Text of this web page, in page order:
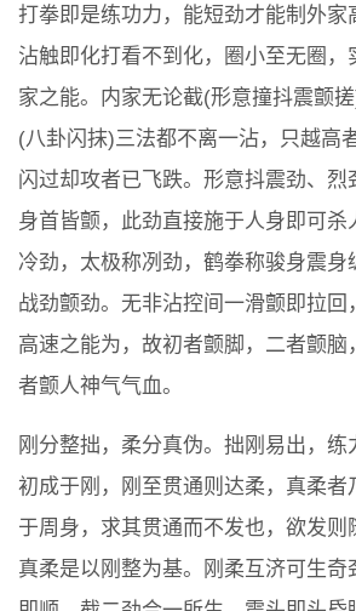
打拳即是练功力，能短劲才能制外家
沾触即化打看不到化，圈小至无圈，
家之能。内家无论截(形意撞抖震颤
(八卦闪抹)三法都不离一沾，只越高
闪过却攻者已飞跌。形意抖震劲、烈
身首皆颤，此劲直接施于人身即可杀
冷劲，太极称冽劲，鹤拳称骏身震身
战劲颤劲。无非沾控间一滑颤即拉回
高速之能为，故初者颤脚，二者颤脑
者颤人神气气血。
刚分整拙，柔分真伪。拙刚易出，练
初成于刚，刚至贯通则达柔，真柔者
于周身，求其贯通而不发也，欲发则
真柔是以刚整为基。刚柔互济可生奇